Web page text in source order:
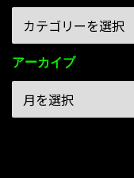
アーカイブ